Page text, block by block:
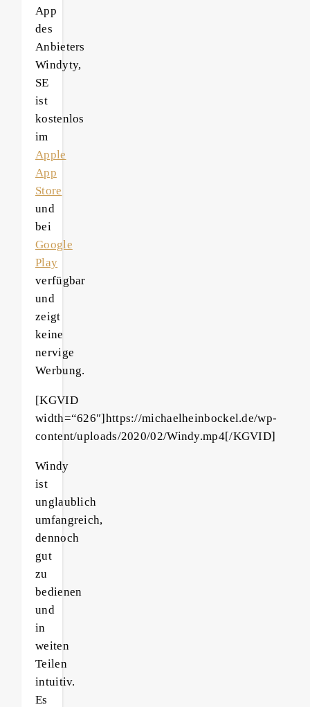
App
des
Anbieters
Windyty,
SE
ist
kostenlos
im
Apple
App
Store
und
bei
Google
Play
verfügbar
und
zeigt
keine
nervige
Werbung.
[KGVID
width=“626″]https://michaelheinbockel.de/wp-
content/uploads/2020/02/Windy.mp4[/KGVID]
Windy
ist
unglaublich
umfangreich,
dennoch
gut
zu
bedienen
und
in
weiten
Teilen
intuitiv.
Es